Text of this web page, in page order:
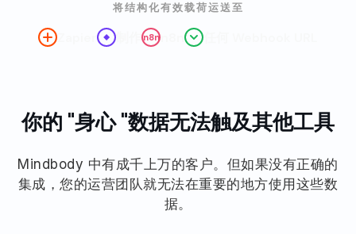
将结构化有效载荷运送至
n8n
你的 "身心 "数据无法触及其他工具
Mindbody 中有成千上万的客户。但如果没有正确的
集成，您的运营团队就无法在重要的地方使用这些数
据。